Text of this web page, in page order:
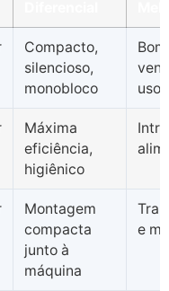
Compacto,
silencioso,
monobloco
uso
Máxima
eficiência,
higiênico
Montagem
compacta
junto à
máquina
e